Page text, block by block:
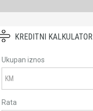
KREDITNI KALKULATOR
Ukupan iznos
Rata